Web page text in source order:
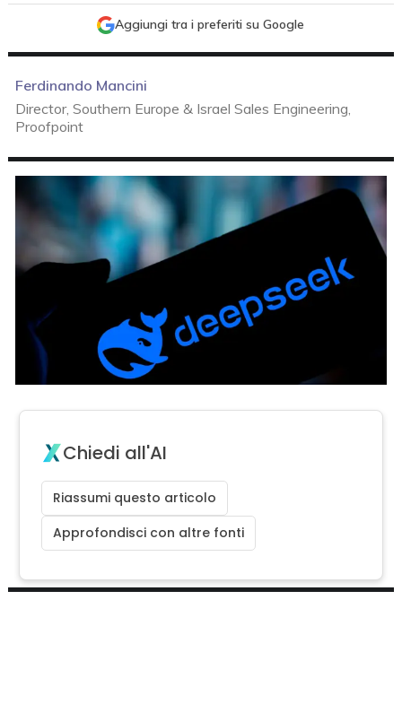
Aggiungi tra i preferiti su Google
Ferdinando Mancini
Director, Southern Europe & Israel Sales Engineering,
Proofpoint
Chiedi all'AI
Riassumi questo articolo
Approfondisci con altre fonti